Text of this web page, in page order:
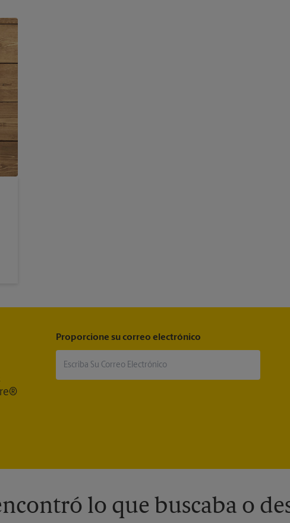
Proporcione su correo electrónico
lo que buscaba o